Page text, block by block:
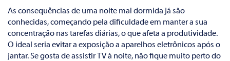
As consequências de uma noite mal dormida já são
conhecidas, começando pela dificuldade em manter a sua
concentração nas tarefas diárias, o que afeta a produtividade.
O ideal seria evitar a exposição a aparelhos eletrônicos após o
jantar. Se gosta de assistir TV à noite, não fique muito perto do